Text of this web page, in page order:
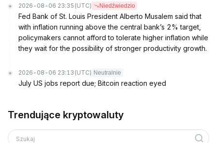
2026-08-06 23:35 (UTC) Niedźwiedzio
Fed Bank of St. Louis President Alberto Musalem said that
with inflation running above the central bank’s 2% target,
policymakers cannot afford to tolerate higher inflation while
they wait for the possibility of stronger productivity growth.
2026-08-06 23:13 (UTC) Neutralnie
July US jobs report due; Bitcoin reaction eyed
Trendujące kryptowaluty
Szukaj